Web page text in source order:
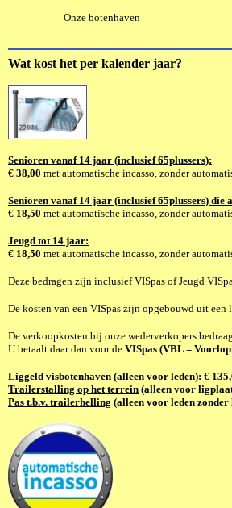
Onze botenhaven
Wat kost het per kalender jaar?
Senioren vanaf 14 jaar (inclusief 65plussers):
€ 38,00 met automatische incasso, zonder
Senioren vanaf 14 jaar (inclusief 65plussers) die
€ 18,50 met automatische incasso, zonder
Jeugd tot 14 jaar:
€ 18,50 met automatische incasso, zonder
Deze bedragen zijn inclusief VISpas of Jeugd
De kosten van een VISpas zijn opgebouwd uit een
De verkoopkosten bij onze wederverkopers
U betaalt daar dan voor de VISpas (VBL =
Liggeld visbotenhaven (alleen voor leden): €
Trailerstalling op het terrein (alleen voor
Pas t.b.v. trailerhelling (alleen voor leden